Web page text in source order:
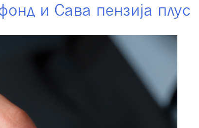
и Сава пензија плус